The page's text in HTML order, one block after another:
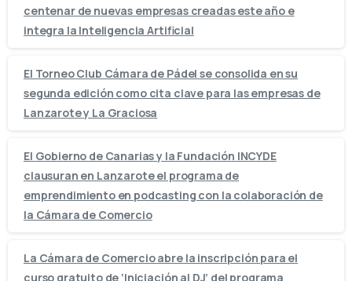
centenar de nuevas empresas creadas este año e
integra la Inteligencia Artificial
El Torneo Club Cámara de Pádel se consolida en su
segunda edición como cita clave para las empresas de
Lanzarote y La Graciosa
El Gobierno de Canarias y la Fundación INCYDE
clausuran en Lanzarote el programa de
emprendimiento en podcasting con la colaboración de
la Cámara de Comercio
La Cámara de Comercio abre la inscripción para el
curso gratuito de ‘Iniciación al DJ’ del programa